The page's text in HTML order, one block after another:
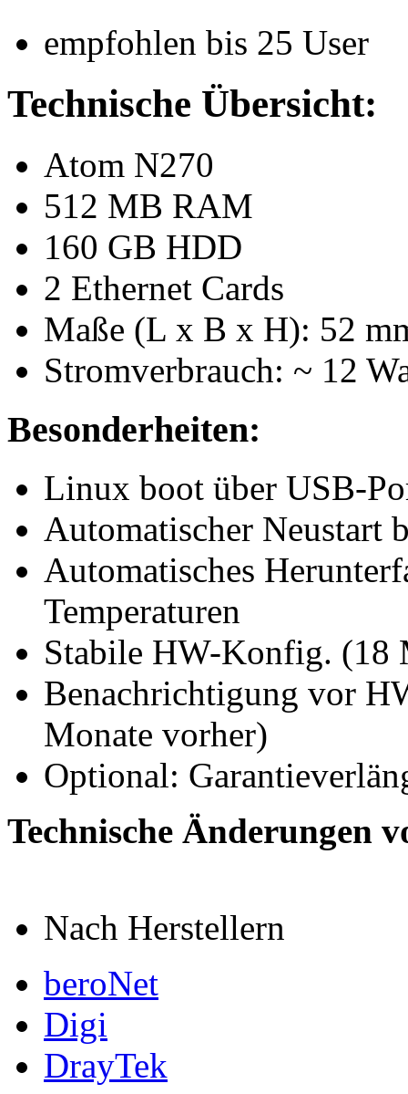
empfohlen bis 25 User
Technische Übersicht:
Atom N270
512 MB RAM
160 GB HDD
2 Ethernet Cards
Maße (L x B x H): 52
Stromverbrauch: ~ 12
Besonderheiten:
Linux boot über USB-
Automatischer Neustart
Automatisches
Temperaturen
Stabile HW-Konfig. (18
Benachrichtigung vor
Monate vorher)
Optional:
Technische Änderungen
Nach Herstellern
beroNet
Digi
DrayTek